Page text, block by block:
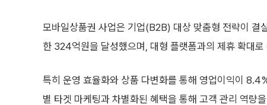
모바일상품권 사업은 기업(B2B) 대상 맞춤형 전략이 결
한 324억원을 달성했으며, 대형 플랫폼과의 제휴 확대
특히 운영 효율화와 상품 다변화를 통해 영업이익이
별 타겟 마케팅과 차별화된 혜택을 통해 고객 관리 역량